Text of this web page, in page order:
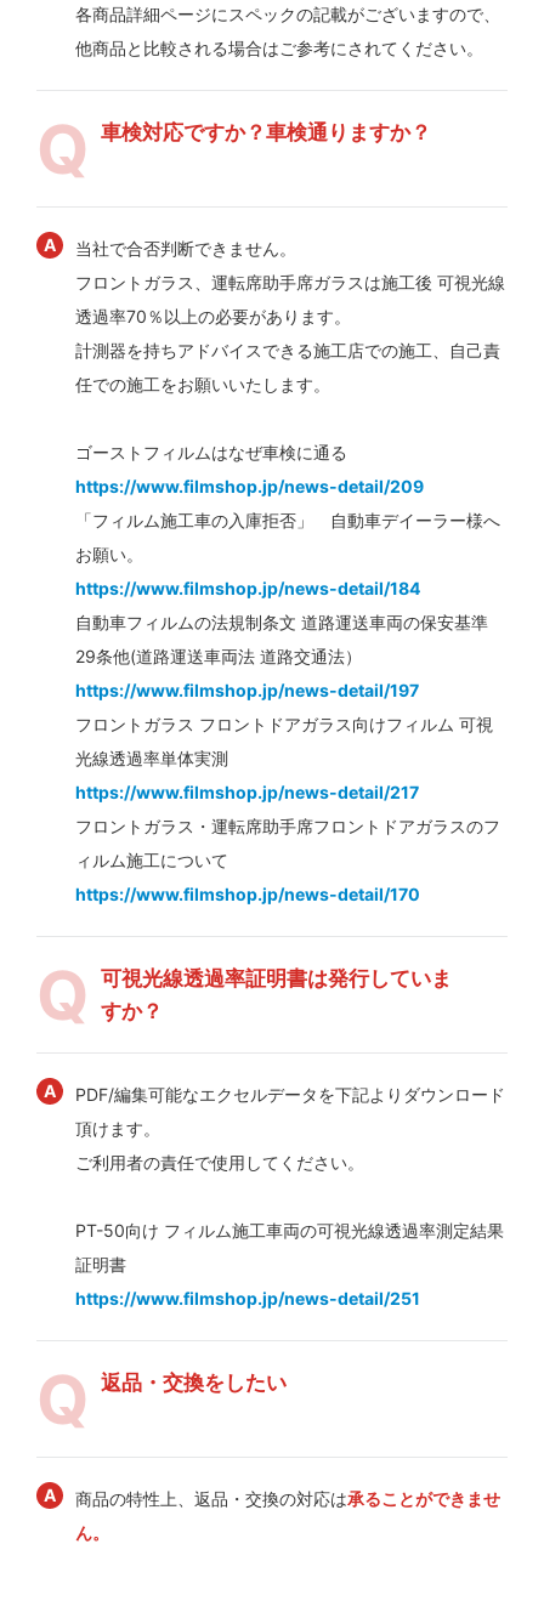
各商品詳細ページにスペックの記載がございますので、
他商品と比較される場合はご参考にされてください。
車検対応ですか？車検通りますか？
当社で合否判断できません。
フロントガラス、運転席助手席ガラスは施工後 可視光線
透過率70％以上の必要があります。
計測器を持ちアドバイスできる施工店での施工、自己責
任での施工をお願いいたします。
ゴーストフィルムはなぜ車検に通る
https://www.filmshop.jp/news-detail/209
「フィルム施工車の入庫拒否」 自動車デイーラー様へ
お願い。
https://www.filmshop.jp/news-detail/184
自動車フィルムの法規制条文 道路運送車両の保安基準
29条他(道路運送車両法 道路交通法）
https://www.filmshop.jp/news-detail/197
フロントガラス フロントドアガラス向けフィルム 可視
光線透過率単体実測
https://www.filmshop.jp/news-detail/217
フロントガラス・運転席助手席フロントドアガラスのフ
ィルム施工について
https://www.filmshop.jp/news-detail/170
可視光線透過率証明書は発行していま
すか？
PDF/編集可能なエクセルデータを下記よりダウンロード
頂けます。
ご利用者の責任で使用してください。
PT-50向け フィルム施工車両の可視光線透過率測定結果
証明書
https://www.filmshop.jp/news-detail/251
返品・交換をしたい
商品の特性上、返品・交換の対応は承ることができませ
ん。